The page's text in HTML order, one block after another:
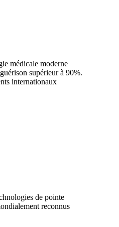
médicale moderne
supérieur à 90%.
internationaux
de pointe
reconnus